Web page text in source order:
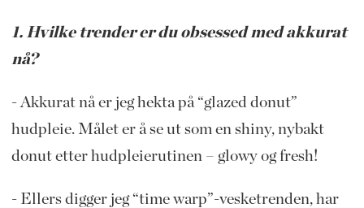
1. Hvilke trender er du obsessed med akkurat
nå?
- Akkurat nå er jeg hekta på “glazed donut”
hudpleie. Målet er å se ut som en shiny, nybakt
donut etter hudpleierutinen – glowy og fresh!
- Ellers digger jeg “time warp”-vesketrenden, har